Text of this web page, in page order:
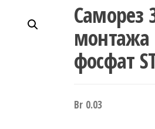
Саморез
монтажа
фосфат
Br 0.03